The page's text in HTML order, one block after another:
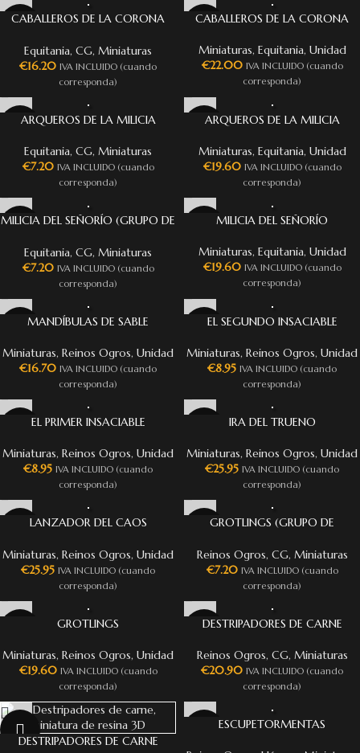
CABALLEROS DE LA CORONA
Equitania, CG, Miniaturas
€16.20 IVA INCLUIDO (cuando
corresponda)
CABALLEROS DE LA CORONA
Miniaturas, Equitania, Unidad
€22.00 IVA INCLUIDO (cuando
corresponda)
ARQUEROS DE LA MILICIA
Equitania, CG, Miniaturas
€7.20 IVA INCLUIDO (cuando
corresponda)
ARQUEROS DE LA MILICIA
Miniaturas, Equitania, Unidad
€19.60 IVA INCLUIDO (cuando
corresponda)
MILICIA DEL SEÑORÍO (GRUPO DE
Equitania, CG, Miniaturas
€7.20 IVA INCLUIDO (cuando
corresponda)
MILICIA DEL SEÑORÍO
Miniaturas, Equitania, Unidad
€19.60 IVA INCLUIDO (cuando
corresponda)
MANDÍBULAS DE SABLE
Miniaturas, Reinos Ogros, Unidad
€16.70 IVA INCLUIDO (cuando
corresponda)
EL SEGUNDO INSACIABLE
Miniaturas, Reinos Ogros, Unidad
€8.95 IVA INCLUIDO (cuando
corresponda)
EL PRIMER INSACIABLE
Miniaturas, Reinos Ogros, Unidad
€8.95 IVA INCLUIDO (cuando
corresponda)
IRA DEL TRUENO
Miniaturas, Reinos Ogros, Unidad
€25.95 IVA INCLUIDO (cuando
corresponda)
LANZADOR DEL CAOS
Miniaturas, Reinos Ogros, Unidad
€25.95 IVA INCLUIDO (cuando
corresponda)
GROTLINGS (GRUPO DE
Reinos Ogros, CG, Miniaturas
€7.20 IVA INCLUIDO (cuando
corresponda)
GROTLINGS
Miniaturas, Reinos Ogros, Unidad
€19.60 IVA INCLUIDO (cuando
corresponda)
DESTRIPADORES DE CARNE
Reinos Ogros, CG, Miniaturas
€20.90 IVA INCLUIDO (cuando
corresponda)
DESTRIPADORES DE CARNE
ESCUPETORMENTAS